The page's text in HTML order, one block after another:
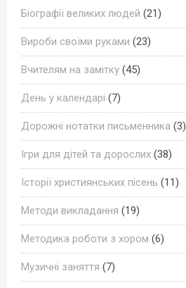
Біографії великих людей (21)
Вироби своїми руками (23)
Вчителям на замітку (45)
День у календарі (7)
Дорожні нотатки письменника (3)
Ігри для дітей та дорослих (38)
Історії християнських пісень (11)
Методи викладання (19)
Методика роботи з хором (6)
Музичні заняття (7)